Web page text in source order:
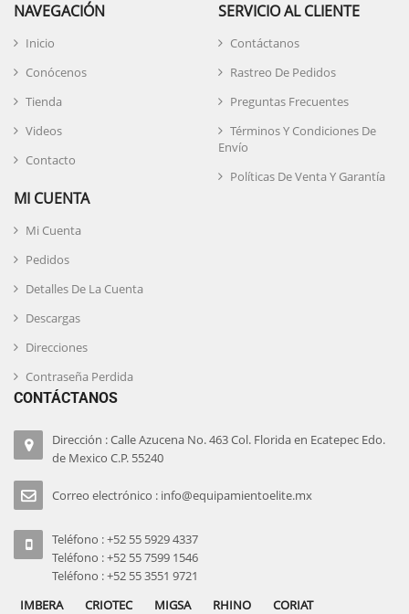
NAVEGACIÓN
Inicio
Conócenos
Tienda
Videos
Contacto
SERVICIO AL CLIENTE
Contáctanos
Rastreo De Pedidos
Preguntas Frecuentes
Términos Y Condiciones De
Envío
Políticas De Venta Y Garantía
MI CUENTA
Mi Cuenta
Pedidos
Detalles De La Cuenta
Descargas
Direcciones
Contraseña Perdida
CONTÁCTANOS
Dirección : Calle Azucena No. 463 Col. Florida en Ecatepec Edo.
de Mexico C.P. 55240
Correo electrónico : info@equipamientoelite.mx
Teléfono : +52 55 5929 4337
Teléfono : +52 55 7599 1546
Teléfono : +52 55 3551 9721
IMBERA
CRIOTEC MIGSA RHINO CORIAT